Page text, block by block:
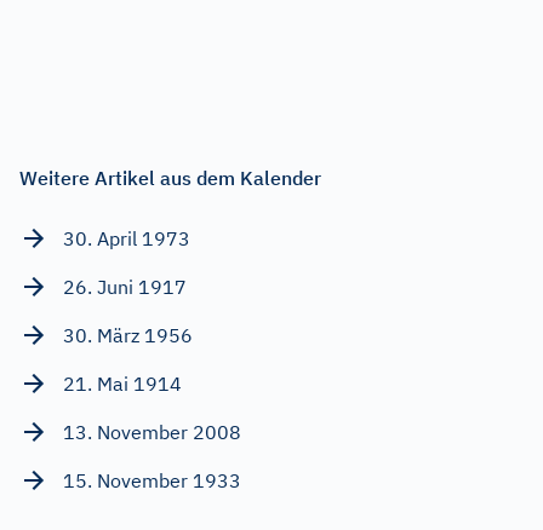
Weitere Artikel aus dem Kalender
30. April 1973
26. Juni 1917
30. März 1956
21. Mai 1914
13. November 2008
15. November 1933